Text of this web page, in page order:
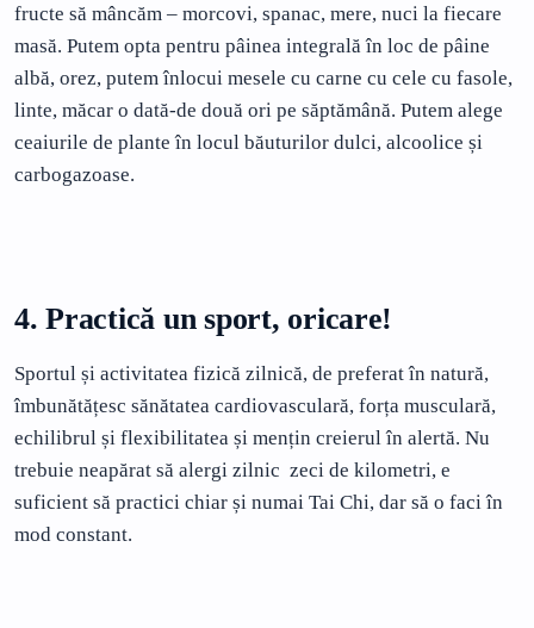
fructe să mâncăm – morcovi, spanac, mere, nuci la fiecare
masă. Putem opta pentru pâinea integrală în loc de pâine
albă, orez, putem înlocui mesele cu carne cu cele cu fasole,
linte, măcar o dată-de două ori pe săptămână. Putem alege
ceaiurile de plante în locul băuturilor dulci, alcoolice și
carbogazoase.
4. Practică un sport, oricare!
Sportul și activitatea fizică zilnică, de preferat în natură,
îmbunătățesc sănătatea cardiovasculară, forța musculară,
echilibrul și flexibilitatea și mențin creierul în alertă. Nu
trebuie neapărat să alergi zilnic zeci de kilometri, e
suficient să practici chiar și numai Tai Chi, dar să o faci în
mod constant.